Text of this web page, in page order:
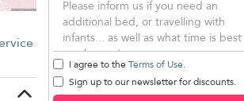
I agree to the Terms of Use.
Sign up to our newsletter for discounts.